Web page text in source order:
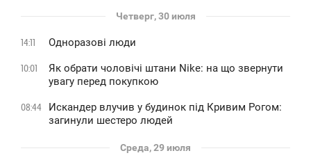
Четверг, 30 июля
14:11 Одноразові люди
10:01
Як обрати чоловічі штани Nike: на що звернути
увагу перед покупкою
08:44
Искандер влучив у будинок під Кривим Рогом:
загинули шестеро людей
Среда, 29 июля